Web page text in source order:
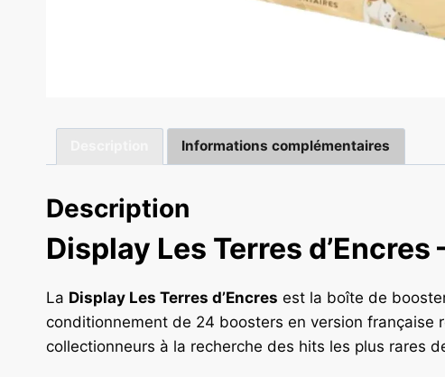
Informations complémentaires
Description
Display Les Terres
La Display Les Terres d’Encres est la boîte de
conditionnement de 24 boosters en version française
collectionneurs à la recherche des hits les plus rares